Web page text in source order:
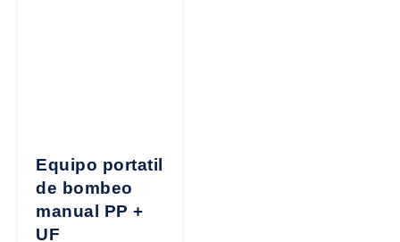
Equipo portatil
de bombeo
manual PP +
UF